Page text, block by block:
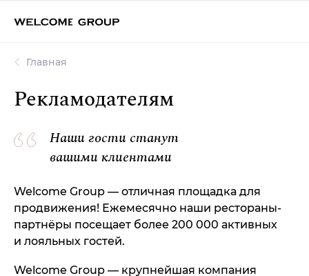
Главная
Рекламодателям
Наши гости станут
вашими клиентами
Welcome Group — отличная площадка для
продвижения! Ежемесячно наши рестораны-
партнёры посещает более 200 000 активных
и лояльных гостей.
Welcome Group — крупнейшая компания